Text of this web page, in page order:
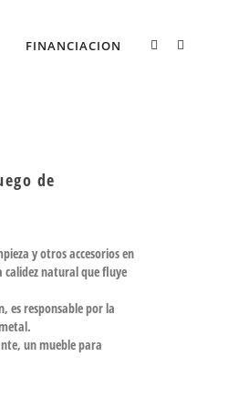
FINANCIACION
de
y otros accesorios en
natural que fluye
es responsable por la
un mueble para